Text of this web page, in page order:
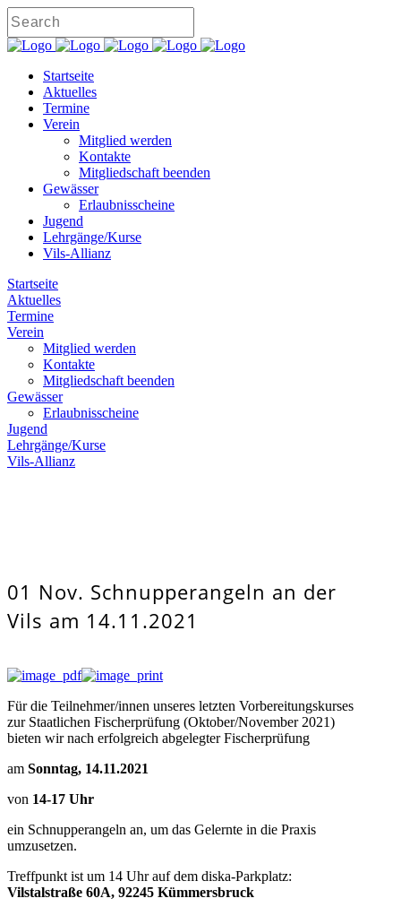
Startseite
Aktuelles
Termine
Verein
Mitglied werden
Kontakte
Mitgliedschaft beenden
Gewässer
Erlaubnisscheine
Jugend
Lehrgänge/Kurse
Vils-Allianz
Startseite
Aktuelles
Termine
Verein
Mitglied werden
Kontakte
Mitgliedschaft beenden
Gewässer
Erlaubnisscheine
Jugend
Lehrgänge/Kurse
Vils-Allianz
01 Nov. Schnupperangeln an der
Vils am 14.11.2021
Für die Teilnehmer/innen unseres letzten Vorbereitungskurses
zur Staatlichen Fischerprüfung (Oktober/November 2021)
bieten wir nach erfolgreich abgelegter Fischerprüfung
am Sonntag, 14.11.2021
von 14-17 Uhr
ein Schnupperangeln an, um das Gelernte in die Praxis
umzusetzen.
Treffpunkt ist um 14 Uhr auf dem diska-Parkplatz:
Vilstalstraße 60A, 92245 Kümmersbruck